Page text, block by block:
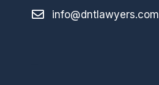
info@dntlawyers.com